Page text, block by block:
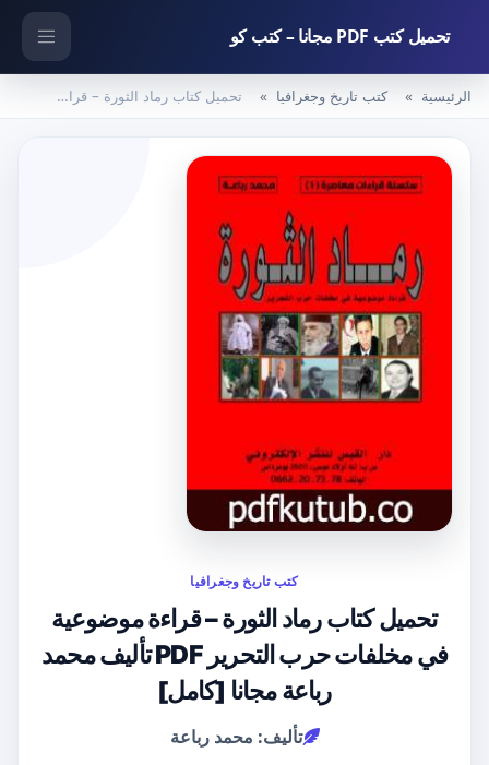
تحميل كتب PDF مجانا – كتب كو
الرئيسية كتب تاريخ وجغرافيا تحميل كتاب رماد الثورة – قراءة موضوعية في مخلفات حرب التحرير PDF تأليف محمد رباعة مجانا [كامل]
كتب تاريخ وجغرافيا
تحميل كتاب رماد الثورة – قراءة موضوعية
في مخلفات حرب التحرير PDF تأليف محمد
رباعة مجانا [كامل]
تأليف: محمد رباعة